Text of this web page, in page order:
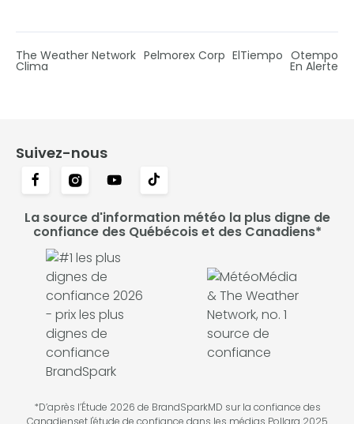
The Weather Network Pelmorex Corp ElTiempo Otempo
Clima En Alerte
Suivez-nous
La source d'information météo la plus digne de
confiance des Québécois et des Canadiens*
*D’après l’Étude 2026 de BrandSparkMD sur la confiance des
Canadienset l'étude de confiance dans les médias Pollara 2025